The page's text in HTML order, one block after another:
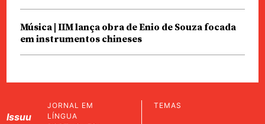
Música | IIM lança obra de Enio de Souza focada
em instrumentos chineses
Issuu
JORNAL EM
LÍNGUA
TEMAS